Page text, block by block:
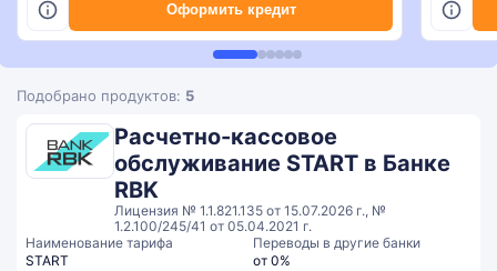
Оформить кредит
Подобрано продуктов: 5
Расчетно-кассовое
обслуживание START в Банке
RBK
Лицензия № 1.1.821.135 от 15.07.2026 г., №
1.2.100/245/41 от 05.04.2021 г.
Наименование тарифа
START
Переводы в другие банки
от 0%